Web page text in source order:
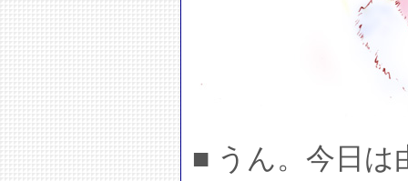
■ うん。今日は